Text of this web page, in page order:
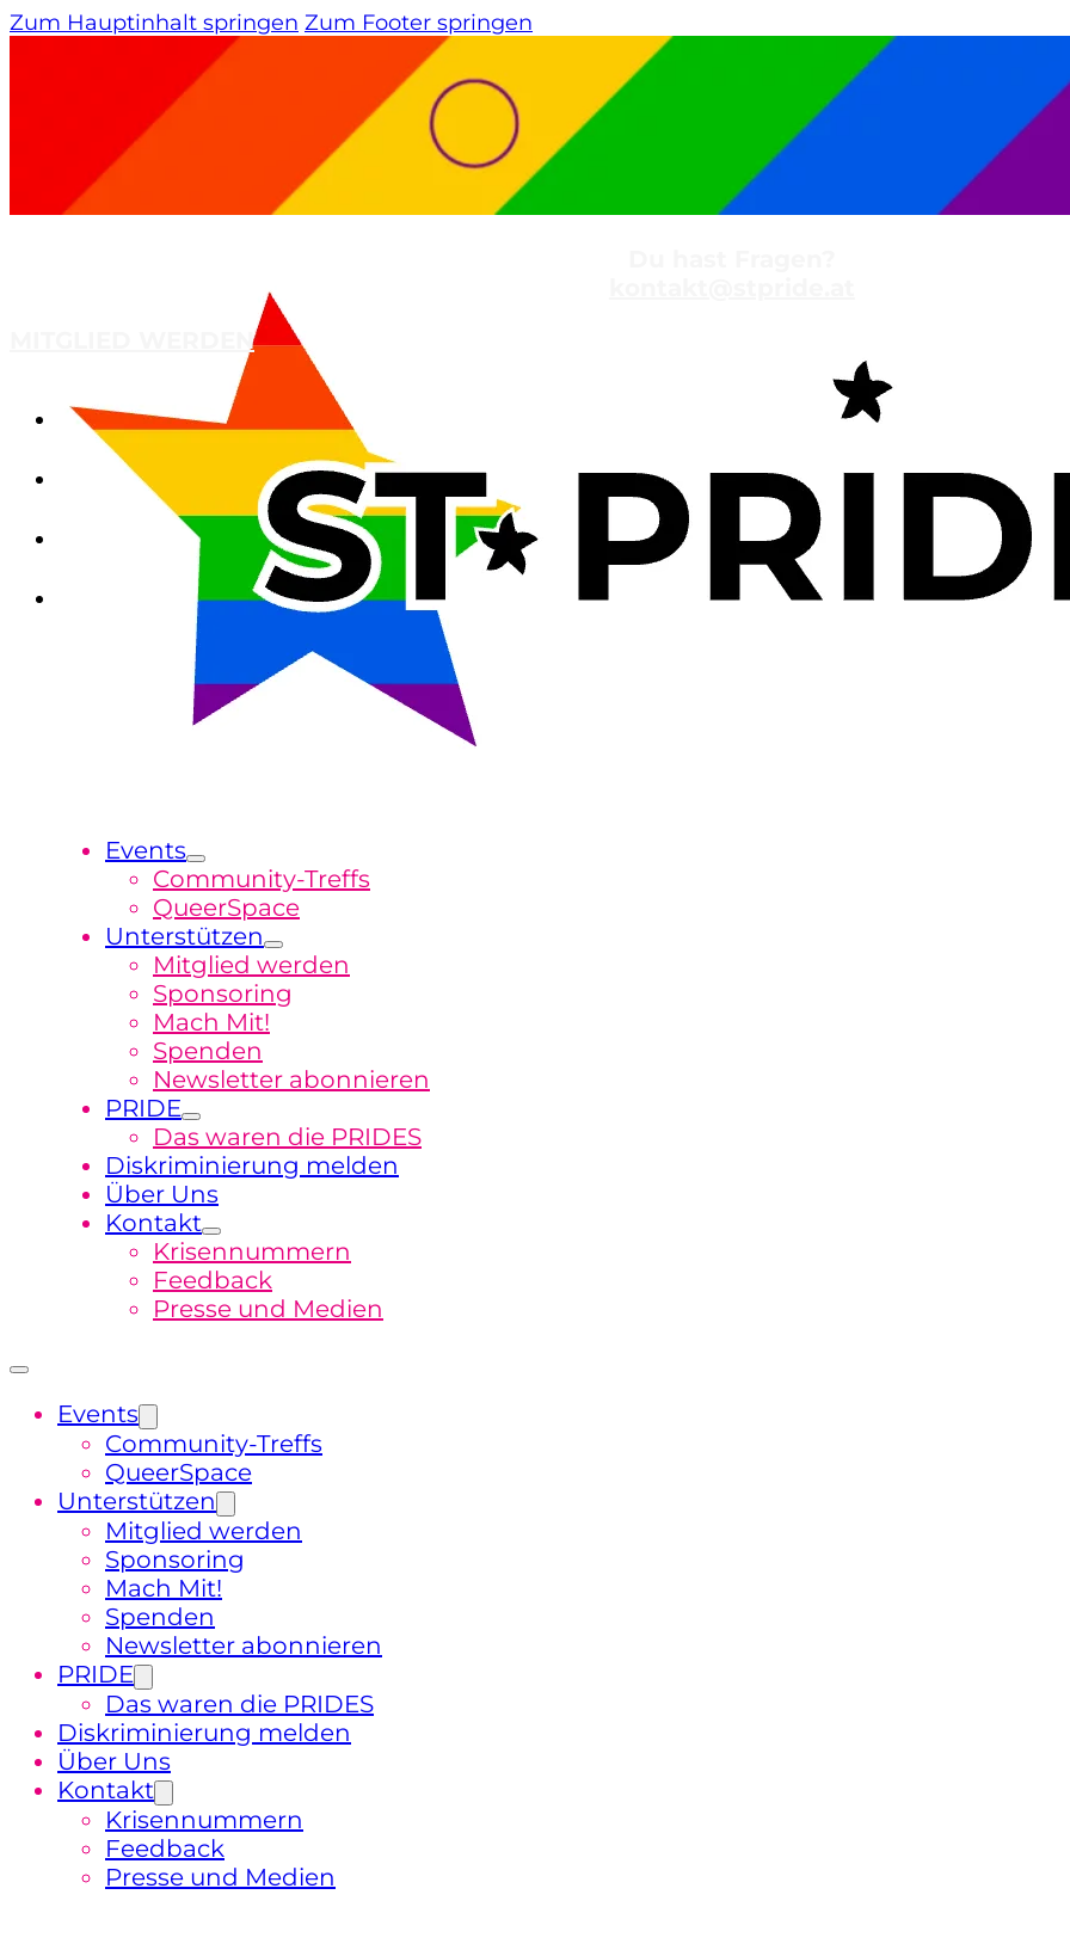
Zum Hauptinhalt springen Zum Footer springen
MITGLIED WERDEN
Events
Community-Treffs
QueerSpace
Unterstützen
Mitglied werden
Sponsoring
Mach Mit!
Spenden
Newsletter abonnieren
PRIDE
Das waren die PRIDES
Diskriminierung melden
Über Uns
Kontakt
Krisennummern
Feedback
Presse und Medien
Events
Community-Treffs
QueerSpace
Unterstützen
Mitglied werden
Sponsoring
Mach Mit!
Spenden
Newsletter abonnieren
PRIDE
Das waren die PRIDES
Diskriminierung melden
Über Uns
Kontakt
Krisennummern
Feedback
Presse und Medien